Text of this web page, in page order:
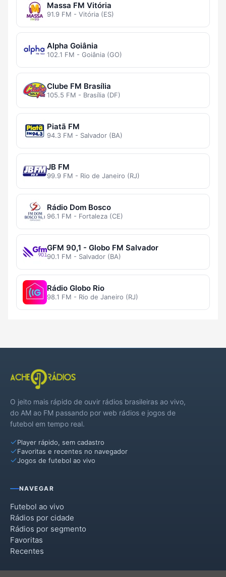
Massa FM Vitória
91.9 FM - Vitória (ES)
Alpha Goiânia
102.1 FM - Goiânia (GO)
Clube FM Brasília
105.5 FM - Brasília (DF)
Piatã FM
94.3 FM - Salvador (BA)
JB FM
99.9 FM - Rio de Janeiro (RJ)
Rádio Dom Bosco
96.1 FM - Fortaleza (CE)
GFM 90,1 - Globo FM Salvador
90.1 FM - Salvador (BA)
Rádio Globo Rio
98.1 FM - Rio de Janeiro (RJ)
O jeito mais rápido de ouvir rádios brasileiras ao vivo,
do AM ao FM passando por web rádios e jogos de
futebol em tempo real.
Player rápido, sem cadastro
Favoritas e recentes no navegador
Jogos de futebol ao vivo
NAVEGAR
Futebol ao vivo
Rádios por cidade
Rádios por segmento
Favoritas
Recentes